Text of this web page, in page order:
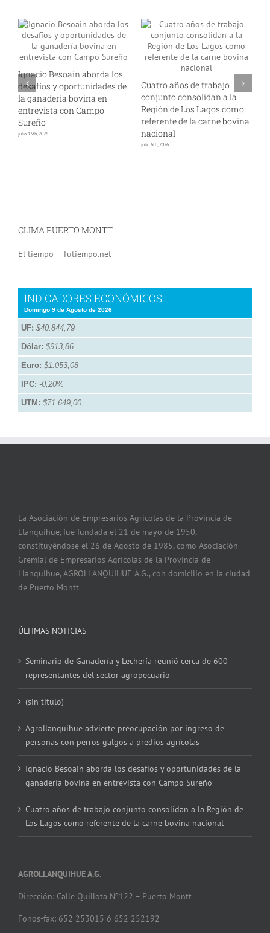
Ignacio Besoain aborda los
desafíos y oportunidades de
la ganadería bovina en
entrevista con Campo
Sureño
julio 13th, 2026
Cuatro años de trabajo
conjunto consolidan a la
Región de Los Lagos como
referente de la carne bovina
nacional
julio 6th, 2026
CLIMA PUERTO MONTT
El tiempo – Tutiempo.net
INDICADORES ECONÓMICOS
Domingo 9 de Agosto de 2026
UF: $40.844,79
Dólar: $913,86
Euro: $1.053,08
IPC: -0,20%
UTM: $71.649,00
La Asociación de Empresarios Agrícolas de la Provincia de
Llanquihue, fue fundada el 21 de mayo de 1950,
constituyéndose el 26 de Agosto de 1985, como Asociación
Gremial de Empresarios Agrícolas de la Provincia de
Llanquihue, AGROLLANQUIHUE A.G., con domicilio en la ciudad
de Puerto Montt.
ÚLTIMAS NOTICIAS
Seminario de Ganadería y Lechería reunió cerca de 600
representantes del sector agropecuario
(sin título)
Agrollanquihue advierte preocupación por ingreso de
personas con perros galgos a predios agrícolas
Ignacio Besoain aborda los desafíos y oportunidades de la
ganadería bovina en entrevista con Campo Sureño
Cuatro años de trabajo conjunto consolidan a la Región de
Los Lagos como referente de la carne bovina nacional
AGROLLANQUIHUE A.G.
Dirección: Calle Quillota Nº122 – Puerto Montt
Fonos-fax: 652 253015 ó 652 252192